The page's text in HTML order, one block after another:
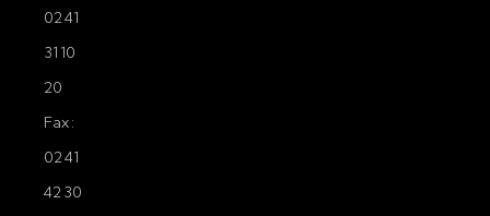
02 41
31 10
20
Fax :
02 41
42 30